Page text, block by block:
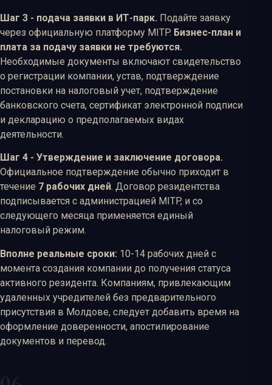
Шаг 3 - подача заявки в ИТ-парк. Подайте заявку
через официальную платформу MITP. Бизнес-план и
плата за подачу заявки не требуются.
Необходимые документы включают свидетельство
о регистрации компании, устав, подтверждение
постановки на налоговый учет, подтверждение
банковского счета, сертификат электронной подписи
и декларацию о предполагаемых видах
деятельности.
Шаг 4 - Утверждение и заключение договора.
Официальное подтверждение обычно приходит в
течение 7 рабочих дней. Договор резидентства
подписывается с администрацией MITP, и со
следующего месяца применяется единый
налоговый режим.
Вполне реальные сроки: 10-14 рабочих дней с
момента создания компании до получения статуса
активного резидента. Компаниям, привлекающим
удаленных учредителей без предварительного
присутствия в Молдове, следует добавить время на
оформление доверенности, апостилирование
документов и перевод.